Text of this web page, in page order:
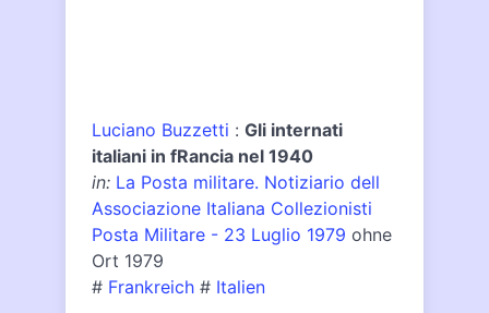
Luciano Buzzetti : Gli internati
italiani in fRancia nel 1940
in: La Posta militare. Notiziario dell
Associazione Italiana Collezionisti
Posta Militare - 23 Luglio 1979 ohne
Ort 1979
# Frankreich # Italien